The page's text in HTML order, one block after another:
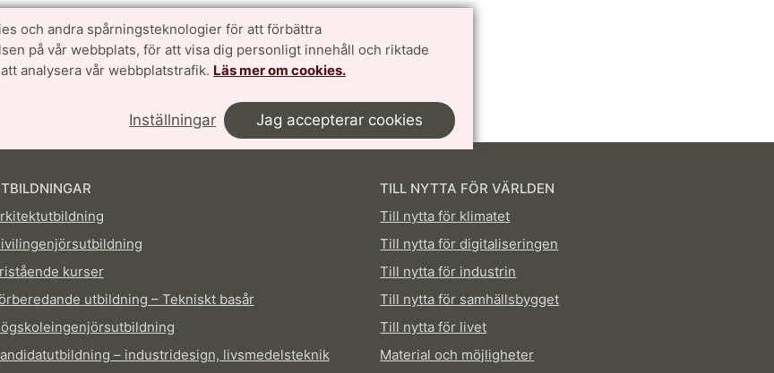
och andra spårningsteknologier för att förbättra
på vår webbplats, för att visa dig personligt innehåll och riktade
analysera vår webbplatstrafik. Läs mer om cookies.
Inställningar Jag accepterar cookies
| 2024-04-09
kurser
utbildning – Tekniskt basår
– industridesign, livsmedelsteknik
TILL NYTTA FÖR VÄRLDEN
Till nytta för klimatet
Till nytta för digitaliseringen
Till nytta för industrin
Till nytta för samhällsbygget
Till nytta för livet
Material och möjligheter